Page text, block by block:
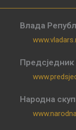
Влада
Народна